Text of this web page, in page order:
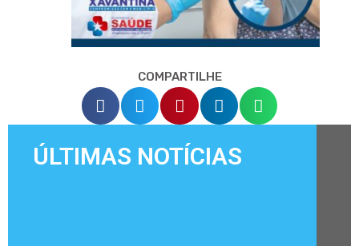
COMPARTILHE
ÚLTIMAS NOTÍCIAS